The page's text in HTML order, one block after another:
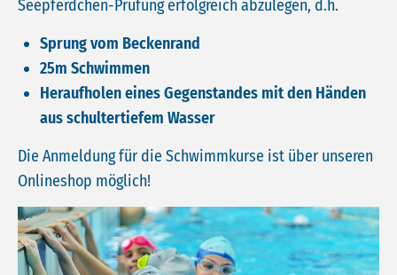
Seepferdchen-Prüfung erfolgreich abzulegen, d.h.
Sprung vom Beckenrand
25m Schwimmen
Heraufholen eines Gegenstandes mit den Händen
aus schultertiefem Wasser
Die Anmeldung für die Schwimmkurse ist über unseren
Onlineshop möglich!